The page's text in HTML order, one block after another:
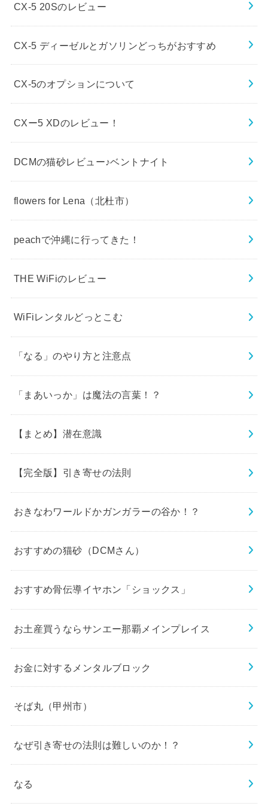
CX-5 20Sのレビュー
CX-5 ディーゼルとガソリンどっちがおすすめ
CX-5のオプションについて
CXー5 XDのレビュー！
DCMの猫砂レビュー♪ベントナイト
flowers for Lena（北杜市）
peachで沖縄に行ってきた！
THE WiFiのレビュー
WiFiレンタルどっとこむ
「なる」のやり方と注意点
「まあいっか」は魔法の言葉！？
【まとめ】潜在意識
【完全版】引き寄せの法則
おきなわワールドかガンガラーの谷か！？
おすすめの猫砂（DCMさん）
おすすめ骨伝導イヤホン「ショックス」
お土産買うならサンエー那覇メインプレイス
お金に対するメンタルブロック
そば丸（甲州市）
なぜ引き寄せの法則は難しいのか！？
なる